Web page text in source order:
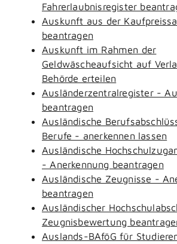
Fahrerlaubnisregister
Auskunft aus der
beantragen
Auskunft im Rahmen der
Geldwäscheaufsicht auf
Behörde erteilen
Ausländerzentralregister -
beantragen
Ausländische
Berufe - anerkennen lassen
Ausländische
- Anerkennung beantragen
Ausländische Zeugnisse -
beantragen
Ausländischer
Zeugnisbewertung
Auslands-BAföG für